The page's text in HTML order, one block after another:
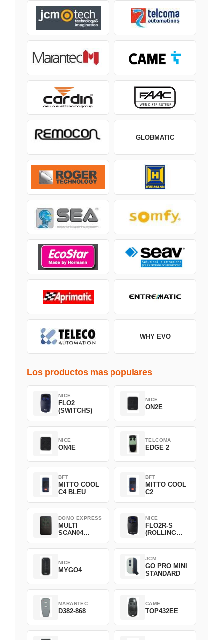
GLOBMATIC
WHY EVO
Los productos mas populares
NICE
FLO2
(SWITCHS)
NICE
ON2E
NICE
ON4E
TELCOMA
EDGE 2
BFT
MITTO COOL
C4 BLEU
BFT
MITTO COOL
C2
DOMO EXPRESS
MULTI
SCAN04
NICE
FLO2R-S
(ROLLING
NICE
MYGO4
JCM
GO PRO MINI
STANDARD
MARANTEC
D382-868
CAME
TOP432EE